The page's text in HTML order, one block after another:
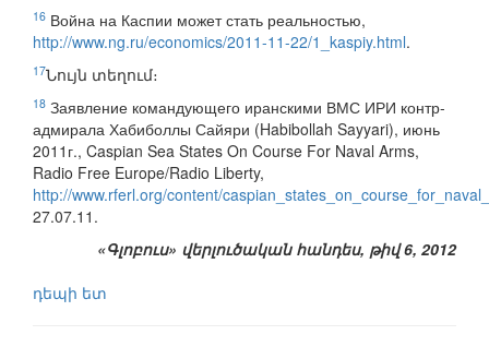
16 Война на Каспии может стать реальностью,
http://www.ng.ru/economics/2011-11-22/1_kaspiy.html.
17Նույն տեղում։
18 Заявление командующего иранскими ВМС ИРИ контр-
адмирала Хабиболлы Сайяри (Habibollah Sayyari), июнь
2011г., Caspian Sea States On Course For Naval Arms,
Radio Free Europe/Radio Liberty,
http://www.rferl.org/content/
27.07.11.
«Գլոբուս» վերլուծական հանդես, թիվ 6, 2012
դեպի ետ